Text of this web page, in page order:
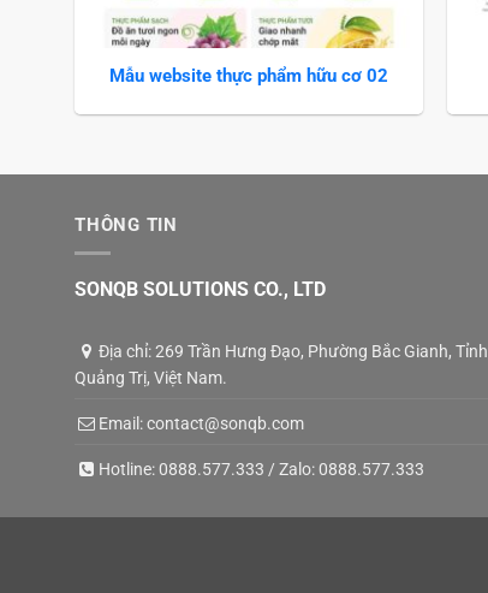
Mẫu website thực phẩm hữu cơ 02
THÔNG TIN
SONQB SOLUTIONS CO., LTD
Địa chỉ: 269 Trần Hưng Đạo, Phường Bắc Gianh, Tỉnh
Quảng Trị, Việt Nam.
Email:contact@sonqb.com
Hotline:0888.577.333 / Zalo:0888.577.333